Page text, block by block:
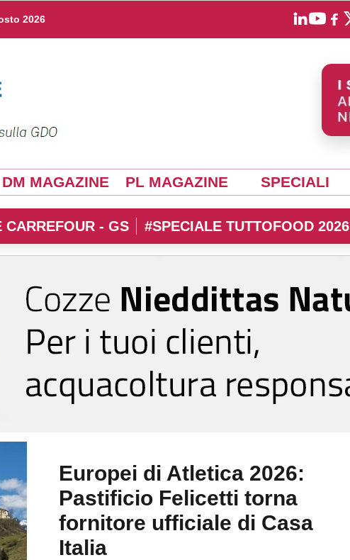
2026
DM MAGAZINE PL MAGAZINE SPECIALI
CARREFOUR - GS #SPECIALE TUTTOFOOD 2026
Europei di Atletica 2026:
Pastificio Felicetti torna
fornitore ufficiale di Casa
Italia